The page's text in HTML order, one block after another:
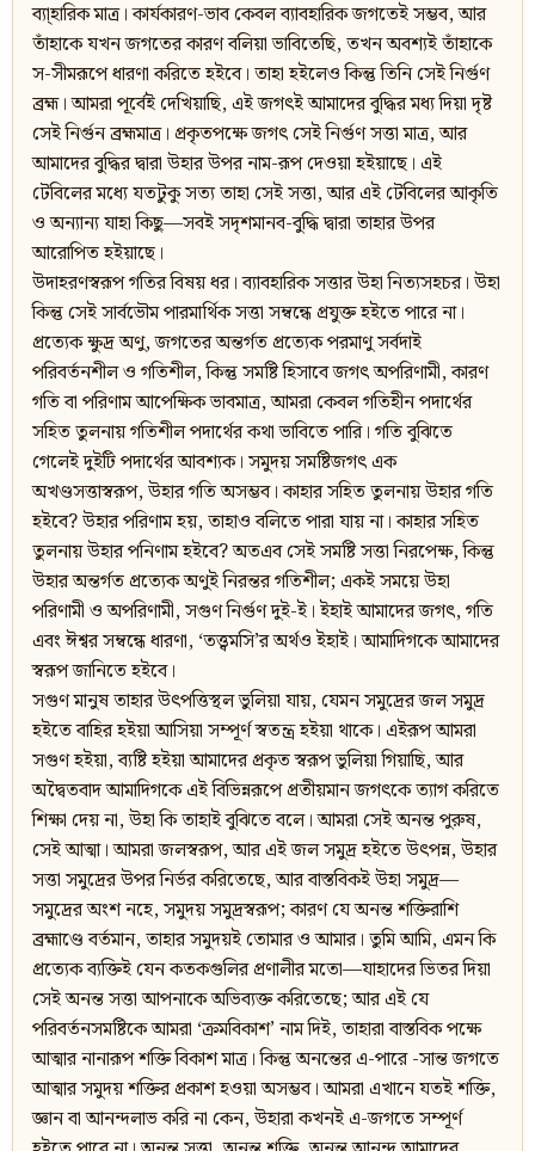
ব্যা্হারিক মাত্র। কার্যকারণ-ভাব কেবল ব্যাবহারিক জগতেই সম্ভব, আর
তাঁহাকে যখন জগতের কারণ বলিয়া ভাবিতেছি, তখন অবশ্যই তাঁহাকে
স-সীমরূপে ধারণা করিতে হইবে। তাহা হইলেও কিন্তু তিনি সেই নির্গুণ
ব্রহ্ম। আমরা পূর্বেই দেখিয়াছি, এই জগৎই আমাদের বুদ্ধির মধ্য দিয়া দৃষ্ট
সেই নির্গুন ব্রহ্মমাত্র। প্রকৃতপক্ষে জগৎ সেই নির্গুণ সত্তা মাত্র, আর
আমাদের বুদ্ধির দ্বারা উহার উপর নাম-রূপ দেওয়া হইয়াছে। এই
টেবিলের মধ্যে যতটুকু সত্য তাহা সেই সত্তা, আর এই টেবিলের আকৃতি
ও অন্যান্য যাহা কিছু—সবই সদৃশমানব-বুদ্ধি দ্বারা তাহার উপর
আরোপিত হইয়াছে।
উদাহরণস্বরূপ গতির বিষয় ধর। ব্যাবহারিক সত্তার উহা নিত্যসহচর। উহা
কিন্তু সেই সার্বভৌম পারমার্থিক সত্তা সম্বন্ধে প্রযুক্ত হইতে পারে না।
প্রত্যেক ক্ষুদ্র অণু, জগতের অন্তর্গত প্রত্যেক পরমাণু সর্বদাই
পরিবর্তনশীল ও গতিশীল, কিন্তু সমষ্টি হিসাবে জগৎ অপরিণামী, কারণ
গতি বা পরিণাম আপেক্ষিক ভাবমাত্র, আমরা কেবল গতিহীন পদার্থের
সহিত তুলনায় গতিশীল পদার্থের কথা ভাবিতে পারি। গতি বুঝিতে
গেলেই দুইটি পদার্থের আবশ্যক। সমুদয় সমষ্টিজগৎ এক
অখণ্ডসত্তাস্বরূপ, উহার গতি অসম্ভব। কাহার সহিত তুলনায় উহার গতি
হইবে? উহার পরিণাম হয়, তাহাও বলিতে পারা যায় না। কাহার সহিত
তুলনায় উহার পনিণাম হইবে? অতএব সেই সমষ্টি সত্তা নিরপেক্ষ, কিন্তু
উহার অন্তর্গত প্রত্যেক অণুই নিরন্তর গতিশীল; একই সময়ে উহা
পরিণামী ও অপরিণামী, সগুণ নির্গুণ দুই-ই। ইহাই আমাদের জগৎ, গতি
এবং ঈশ্বর সম্বন্ধে ধারণা, ‘তত্ত্বমসি’র অর্থও ইহাই। আমাদিগকে আমাদের
স্বরূপ জানিতে হইবে।
সগুণ মানুষ তাহার উৎপত্তিস্থল ভুলিয়া যায়, যেমন সমুদ্রের জল সমুদ্র
হইতে বাহির হইয়া আসিয়া সম্পূর্ণ স্বতন্ত্র হইয়া থাকে। এইরূপ আমরা
সগুণ হইয়া, ব্যষ্টি হইয়া আমাদের প্রকৃত স্বরূপ ভুলিয়া গিয়াছি, আর
অদ্বৈতবাদ আমাদিগকে এই বিভিন্নরূপে প্রতীয়মান জগৎকে ত্যাগ করিতে
শিক্ষা দেয় না, উহা কি তাহাই বুঝিতে বলে। আমরা সেই অনন্ত পুরুষ,
সেই আত্মা। আমরা জলস্বরূপ, আর এই জল সমুদ্র হইতে উৎপন্ন, উহার
সত্তা সমুদ্রের উপর নির্ভর করিতেছে, আর বাস্তবিকই উহা সমুদ্র—
সমুদ্রের অংশ নহে, সমুদয় সমুদ্রস্বরূপ; কারণ যে অনন্ত শক্তিরাশি
ব্রহ্মাণ্ডে বর্তমান, তাহার সমুদয়ই তোমার ও আমার। তুমি আমি, এমন কি
প্রত্যেক ব্যক্তিই যেন কতকগুলির প্রণালীর মতো—যাহাদের ভিতর দিয়া
সেই অনন্ত সত্তা আপনাকে অভিব্যক্ত করিতেছে; আর এই যে
পরিবর্তনসমষ্টিকে আমরা ‘ক্রমবিকাশ’ নাম দিই, তাহারা বাস্তবিক পক্ষে
আত্মার নানারূপ শক্তি বিকাশ মাত্র। কিন্তু অনন্তের এ-পারে -সান্ত জগতে
আত্মার সমুদয় শক্তির প্রকাশ হওয়া অসম্ভব। আমরা এখানে যতই শক্তি,
জ্ঞান বা আনন্দলাভ করি না কেন, উহারা কখনই এ-জগতে সম্পূর্ণ